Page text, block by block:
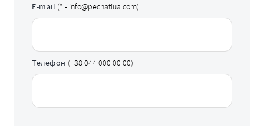
E-mail (* - info@pechatiua.com)
Телефон (+38 044 000 00 00)